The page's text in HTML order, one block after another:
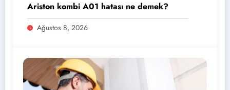
Ariston kombi A01 hatası ne demek?
Ağustos 8, 2026